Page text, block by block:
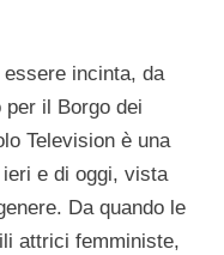
incinta, da
il Borgo dei
Television è una
e di oggi, vista
Da quando le
attrici femministe,